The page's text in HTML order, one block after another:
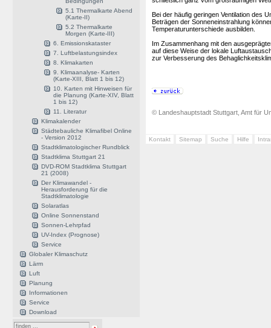
5.1 Thermalkarte Abend
(Karte-II)
5.2 Thermalkarte
Morgen (Karte-III)
6. Emissionskataster
7. Luftbelastungsindex
8. Klimakarten
9. Klimaanalyse- Karten
(Karte-XIII, Blatt 1 bis 12)
10. Karten mit Hinweisen für
die Planung (Karte-XIV, Blatt
1 bis 12)
11. Literatur
Klimakalender
Städtebauliche Klimafibel Online
- Version 2012
Stadtklimatologischer Rundblick
Stadtklima Stuttgart 21
DVD-ROM Stadtklima Stuttgart
21 (2008)
Der Klimawandel -
Herausforderung für die
Stadtklimatologie
Solaratlas
Online Sonnenstand
Sonnen-Lehrpfad
UV-Index (Prognose)
Service
Globaler Klimaschutz
Lärm
Luft
Planung
Informationen
Service
Download
Bei der häufig geringen Ventilation des
Beträgen der Sonneneinstrahlung
Temperaturunterschiede ausbilden.
Im Zusammenhang mit den
auf diese Weise der lokale
zur Verbesserung des
© Landeshauptstadt Stuttgart, Amt für
Kontakt Sitemap Suche Hilfe